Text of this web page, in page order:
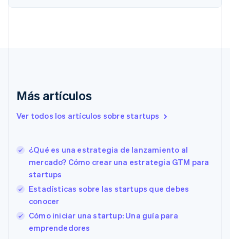
Más artículos
Ver todos los artículos sobre startups
¿Qué es una estrategia de lanzamiento al
mercado? Cómo crear una estrategia GTM para
startups
Estadísticas sobre las startups que debes
conocer
Cómo iniciar una startup: Una guía para
emprendedores
Eslovaquia
Eslovenia
EspañolEnglish
Estados Unidos
EnglishEspañol
English
Finlandia
English Svenska
Francia
Français